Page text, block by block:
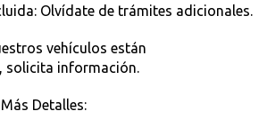
Olvídate de trámites adicionales.
vehículos están
solicita información.
Detalles: